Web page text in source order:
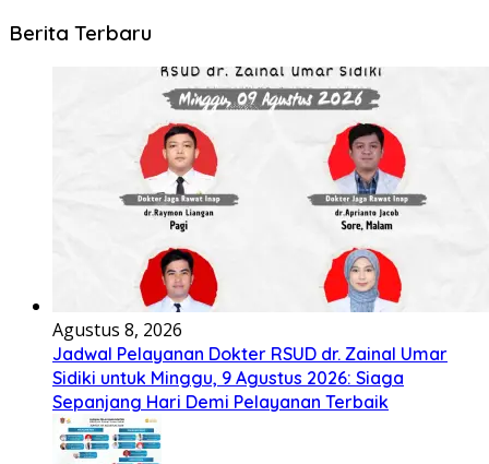
Berita Terbaru
Agustus 8, 2026
Jadwal Pelayanan Dokter RSUD dr. Zainal Umar
Sidiki untuk Minggu, 9 Agustus 2026: Siaga
Sepanjang Hari Demi Pelayanan Terbaik